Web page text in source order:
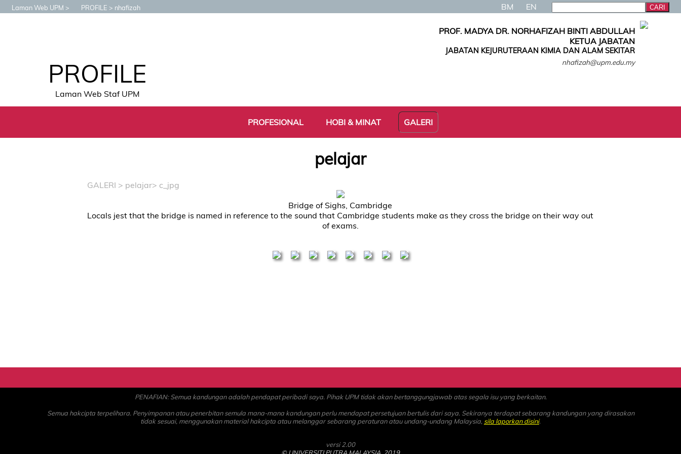
Laman Web UPM PROFILE nhafizah BM EN
PROFILE
Laman Web Staf UPM
PROF. MADYA DR. NORHAFIZAH BINTI ABDULLAH
KETUA JABATAN
JABATAN KEJURUTERAAN KIMIA DAN ALAM SEKITAR
nhafizah@upm.edu.my
PROFESIONAL HOBI & MINAT GALERI
pelajar
GALERI > pelajar> c_jpg
Bridge of Sighs, Cambridge
Locals jest that the bridge is named in reference to the sound that Cambridge students make as they cross the bridge on their way out
of exams.
PENAFIAN: Semua kandungan adalah pendapat peribadi saya. Pihak UPM tidak akan bertanggungjawab atas segala isu yang berkaitan.
Semua hakcipta terpelihara. Penyimpanan atau penerbitan semula mana-mana kandungan perlu mendapat persetujuan bertulis dari saya. Sekiranya terdapat sebarang kandungan yang dirasakan
tidak sesuai, menggunakan material hakcipta atau melanggar sebarang peraturan atau undang-undang Malaysia, sila laporkan disini.
versi 2.00